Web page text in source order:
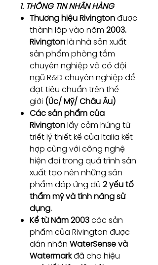
1. THÔNG TIN NHÃN HÀNG
Thương hiệu Rivingtonđược
thành lập vào năm 2003.
Rivingtonlà nhà sản xuất
sản phẩm phòng tắm
chuyên nghiệp và có đội
ngũ R&D chuyên nghiệp để
đạt tiêu chuẩn trên thế
giới (Úc/ Mỹ/ Châu Âu)
Các sản phẩm của
Rivingtonlấy cảm hứng từ
triết lý thiết kế của Italia kết
hợp cùng với công nghệ
hiện đại trong quá trình sản
xuất tạo nên những sản
phẩm đáp ứng đủ 2 yếu tố
thẩm mỹ và tính năng sử
dụng.
Kể từ Năm 2003các sản
phẩm của Rivington được
dán nhãn WaterSense và
Watermarkđã cho hiệu